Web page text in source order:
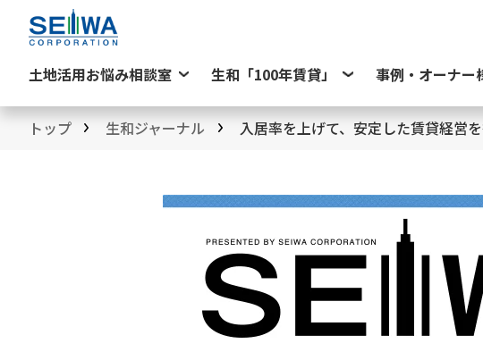
土地活用お悩み相談室 生和「100年賃貸」 事例・オーナー
トップ 生和ジャーナル 入居率を上げて、安定した賃貸経営